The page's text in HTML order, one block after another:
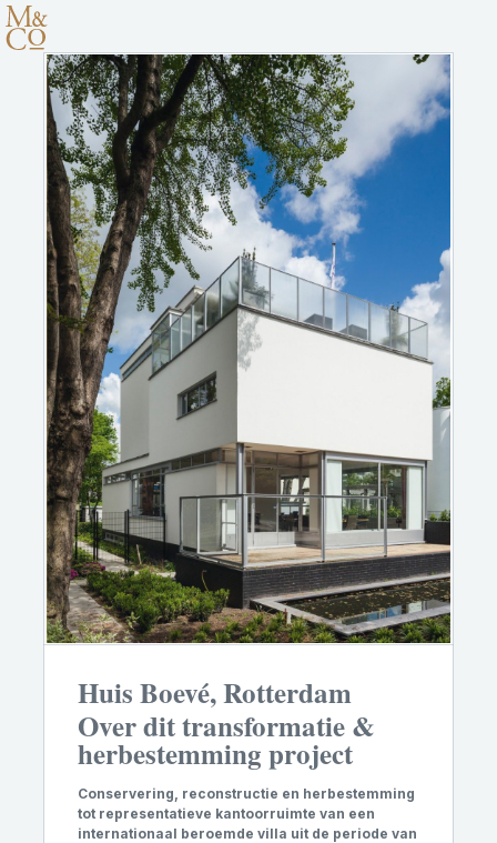
Huis Boevé, Rotterdam
Over dit transformatie &
herbestemming project
Conservering, reconstructie en herbestemming
tot representatieve kantoorruimte van een
internationaal beroemde villa uit de periode van